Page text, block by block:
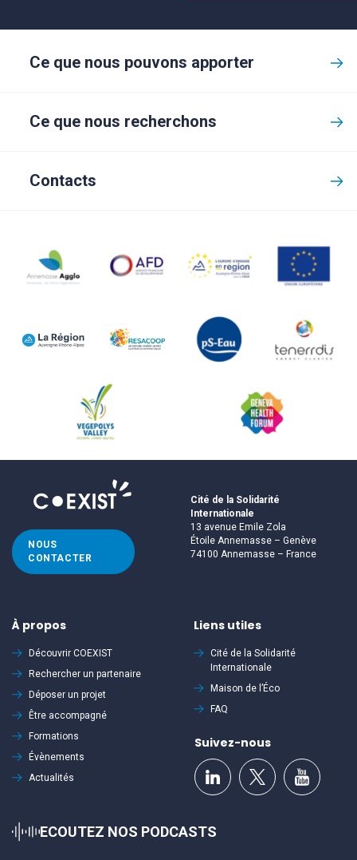
Ce que nous pouvons apporter
Ce que nous recherchons
Contacts
NOUS
CONTACTER
Cité de la Solidarité
Internationale
13 avenue Emile Zola
Étoile Annemasse – Genève
74100 Annemasse – France
À propos
Découvrir COEXIST
Rechercher un partenaire
Déposer un projet
Être accompagné
Formations
Évènements
Actualités
Liens utiles
Cité de la Solidarité
Internationale
Maison de l’Éco
FAQ
Suivez-nous
ECOUTEZ NOS PODCASTS